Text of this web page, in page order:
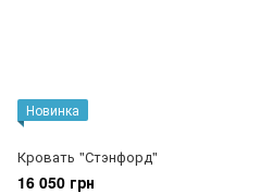
Новинка
Кровать "Стэнфорд"
16 050 грн